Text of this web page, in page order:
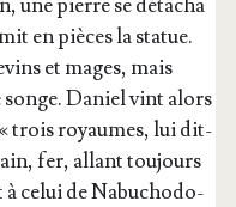
en pièces la sta­tue.
et mages, mais
Daniel vint alors
trois royaumes, lui dit-
fer, allant tou­jours
à celui de Nabu­cho­do­